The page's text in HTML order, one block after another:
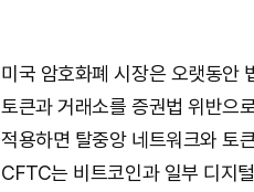
미국 암호화폐 시장은 오랫동안
토큰과 거래소를 증권법 위반으
적용하면 탈중앙 네트워크와 토
CFTC는 비트코인과 일부 디지